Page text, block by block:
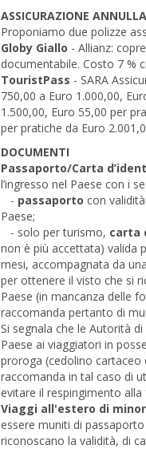
ASSICURAZIONE
Proponiamo due polizze
Globy Giallo - Allianz:
documentabile. Costo 7 %
TouristPass - SARA
750,00 a Euro 1.000,00,
1.500,00, Euro 55,00 per
per pratiche da Euro
DOCUMENTI
Passaporto/Carta
l’ingresso nel Paese con i
- passaporto con
Paese;
- solo per turismo, carta
non è più accettata) valida
mesi, accompagnata da
per ottenere il visto che si
Paese (in mancanza delle
raccomanda pertanto di
Si segnala che le Autorità
Paese ai viaggiatori in
proroga (cedolino cartaceo
raccomanda in tal caso di
evitare il respingimento alla
Viaggi all'estero di
essere muniti di
riconoscano la validità, di